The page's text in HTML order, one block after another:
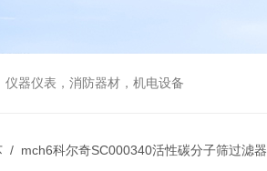
器仪表，消防器材，机电设备
/ mch6科尔奇SC000340活性碳分子筛过滤器